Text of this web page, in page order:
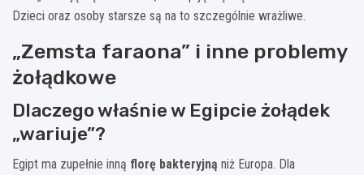
Dzieci oraz osoby starsze są na to szczególnie wrażliwe.
„Zemsta faraona” i inne problemy
żołądkowe
Dlaczego właśnie w Egipcie żołądek
„wariuje”?
Egipt ma zupełnie inną florę bakteryjną niż Europa. Dla